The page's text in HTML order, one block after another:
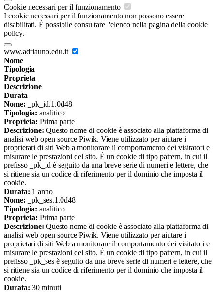
Cookie necessari per il funzionamento
I cookie necessari per il funzionamento non possono essere
disabilitati. È possibile consultare l'elenco nella pagina della cookie
policy.
www.adriauno.edu.it
Nome
Tipologia
Proprieta
Descrizione
Durata
Nome: _pk_id.1.0d48
Tipologia: analitico
Proprieta: Prima parte
Descrizione: Questo nome di cookie è associato alla piattaforma di
analisi web open source Piwik. Viene utilizzato per aiutare i
proprietari di siti Web a monitorare il comportamento dei visitatori e
misurare le prestazioni del sito. È un cookie di tipo pattern, in cui il
prefisso _pk_id è seguito da una breve serie di numeri e lettere, che
si ritiene sia un codice di riferimento per il dominio che imposta il
cookie.
Durata: 1 anno
Nome: _pk_ses.1.0d48
Tipologia: analitico
Proprieta: Prima parte
Descrizione: Questo nome di cookie è associato alla piattaforma di
analisi web open source Piwik. Viene utilizzato per aiutare i
proprietari di siti Web a monitorare il comportamento dei visitatori e
misurare le prestazioni del sito. È un cookie di tipo pattern, in cui il
prefisso _pk_ses è seguito da una breve serie di numeri e lettere, che
si ritiene sia un codice di riferimento per il dominio che imposta il
cookie.
Durata: 30 minuti